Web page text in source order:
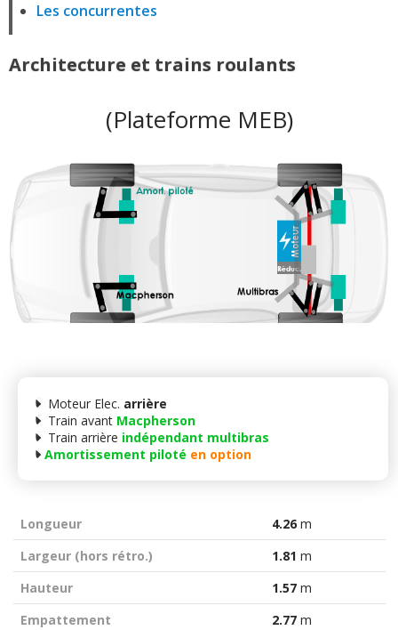
Les concurrentes
Architecture et trains roulants
(Plateforme MEB)
Moteur Elec. arrière
Train avant Macpherson
Train arrière indépendant multibras
Amortissement piloté en option
Longueur 4.26 m
Largeur (hors rétro.)
1.81 m
Hauteur
1.57 m
Empattement
2.77 m